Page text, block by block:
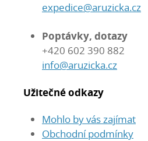
expedice@aruzicka.cz
Poptávky, dotazy
+420 602 390 882
info@aruzicka.cz
Užitečné odkazy
Mohlo by vás zajímat
Obchodní podmínky